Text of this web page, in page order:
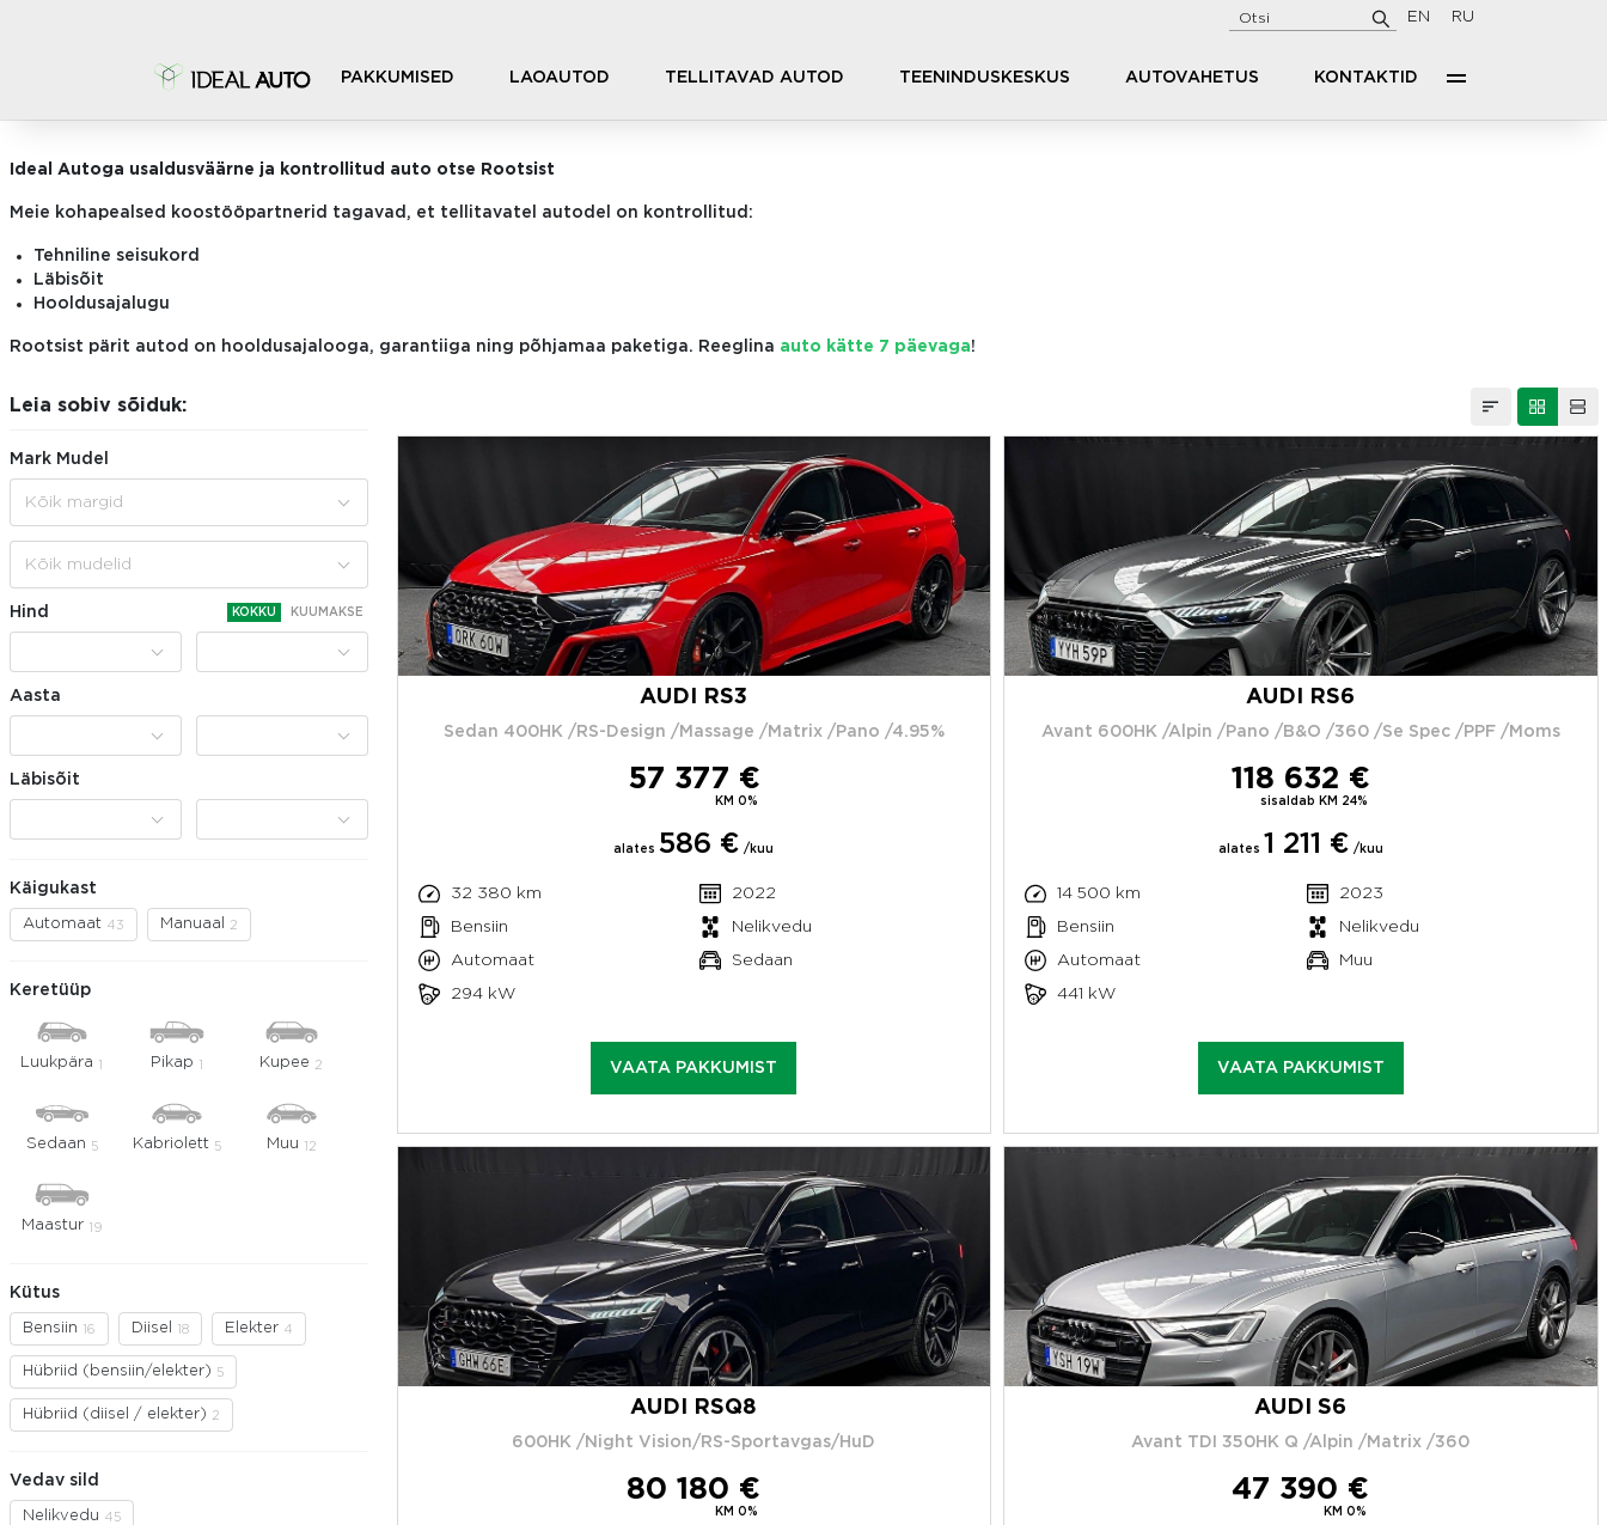
PAKKUMISED LAOAUTOD TELLITAVAD AUTOD TEENINDUSKESKUS AUTOVAHETUS KONTAKTID
EN RU
TELLITAVAD AUTOD
Ideal Autoga usaldusväärne ja kontrollitud auto otse Rootsist
Meie kohapealsed koostööpartnerid tagavad, et tellitavatel autodel on kontrollitud:
Tehniline seisukord
Läbisõit
Hooldusajalugu
Rootsist pärit autod on hooldusajalooga, garantiiga ning põhjamaa paketiga. Reeglina auto kätte 7 päevaga!
Leia sobiv sõiduk:
Mark Mudel
Kõik margid
Kõik mudelid
Hind KOKKU KUUMAKSE
Aasta
Läbisõit
Käigukast
Automaat 43 Manuaal 2
Keretüüp
Luukpära 1 Pikap 1 Kupee 2
Sedaan 5 Kabriolett 5 Muu 12
Maastur 19
Kütus
Bensiin 16 Diisel 18 Elekter 4
Hübriid (bensiin/elekter) 5
Hübriid (diisel / elekter) 2
Vedav sild
Nelikvedu 45
AUDI RS3
Sedan 400HK /RS-Design /Massage /Matrix /Pano /4.95%
57 377 €
KM 0%
alates586 € /kuu
32 380 km
2022
Bensiin
Nelikvedu
Automaat
Sedaan
294 kW
VAATA PAKKUMIST
AUDI RS6
Avant 600HK /Alpin /Pano /B&O /360 /Se Spec /PPF /Moms
118 632 €
sisaldab KM 24%
alates 1 211 € /kuu
14 500 km
2023
Bensiin
Nelikvedu
Automaat
Muu
441 kW
VAATA PAKKUMIST
AUDI RSQ8
600HK /Night Vision/RS-Sportavgas/HuD
80 180 €
KM 0%
AUDI S6
Avant TDI 350HK Q /Alpin /Matrix /360
47 390 €
KM 0%